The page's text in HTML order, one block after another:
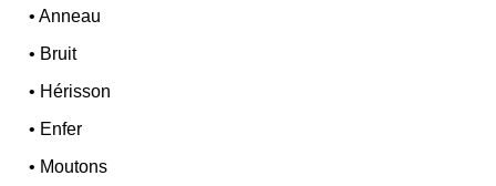
•Anneau
• Bruit
• Hérisson
• Enfer
• Moutons